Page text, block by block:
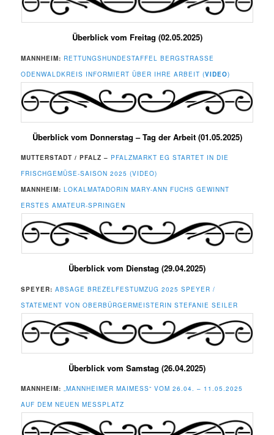
Überblick vom Freitag (02.05.2025)
MANNHEIM: RETTUNGSHUNDESTAFFEL BERGSTRASSE O
DENWALDKREIS INFORMIERT ÜBER IHRE ARBEIT ( VIDEO)
Überblick vom Donnerstag – Tag der Arbeit (01.05.2025)
MUTTERSTADT / PFALZ – PFALZMARKT EG STARTET IN DIE
FRISCHGEMÜSE-SAISON 2025 (VIDEO)
MANNHEIM: LOKALMATADORIN MARY-ANN FUCHS GEWINNT
ERSTES AMATEUR-SPRINGEN
Überblick vom Dienstag (29.04.2025)
SPEYER:ABSAGE BREZELFESTUMZUG 2025 SPEYER /
STATEMENT VON OBERBÜRGERMEISTERIN STEFANIE SEILER
Überblick vom Samstag (26.04.2025)
MANNHEIM: „MANNHEIMER MAIMESS“ VOM 26.04. – 11.05.2025
AUF DEM NEUEN MESSPLATZ